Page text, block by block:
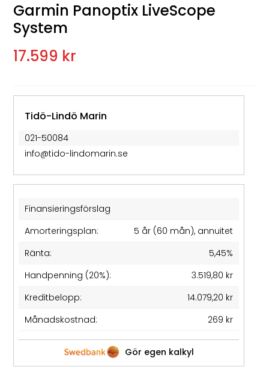
Garmin Panoptix LiveScope
System
17.599 kr
Tidö-Lindö Marin
021-50084
info@tido-lindomarin.se
Finansieringsförslag
Amorteringsplan:
5 år (60 mån), annuitet
Ränta:
5,45%
Handpenning (20%):
3.519,80 kr
Kreditbelopp:
14.079,20 kr
Månadskostnad:
269 kr
Gör egen kalkyl